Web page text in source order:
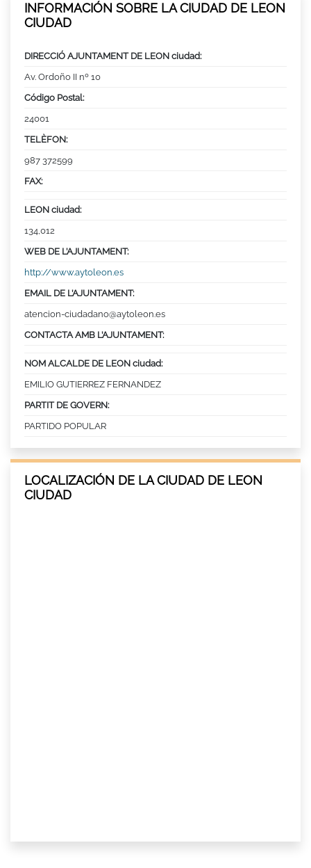
INFORMACIÓN SOBRE LA CIUDAD DE LEON
CIUDAD
DIRECCIÓ AJUNTAMENT DE LEON ciudad:
Av. Ordoño II nº 10
Código Postal:
24001
TELÈFON:
987 372599
FAX:
LEON ciudad:
134,012
WEB DE L’AJUNTAMENT:
http://www.aytoleon.es
EMAIL DE L’AJUNTAMENT:
atencion-ciudadano@aytoleon.es
CONTACTA AMB L’AJUNTAMENT:
NOM ALCALDE DE LEON ciudad:
EMILIO GUTIERREZ FERNANDEZ
PARTIT DE GOVERN:
PARTIDO POPULAR
LOCALIZACIÓN DE LA CIUDAD DE LEON
CIUDAD